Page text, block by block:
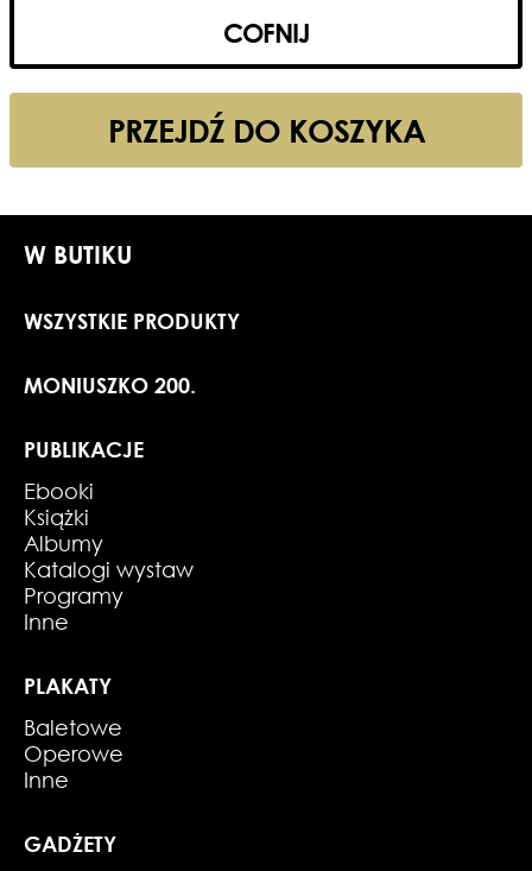
COFNIJ
PRZEJDŹ DO KOSZYKA
W BUTIKU
WSZYSTKIE PRODUKTY
MONIUSZKO 200.
PUBLIKACJE
Ebooki
Książki
Albumy
Katalogi wystaw
Programy
Inne
PLAKATY
Baletowe
Operowe
Inne
GADŻETY